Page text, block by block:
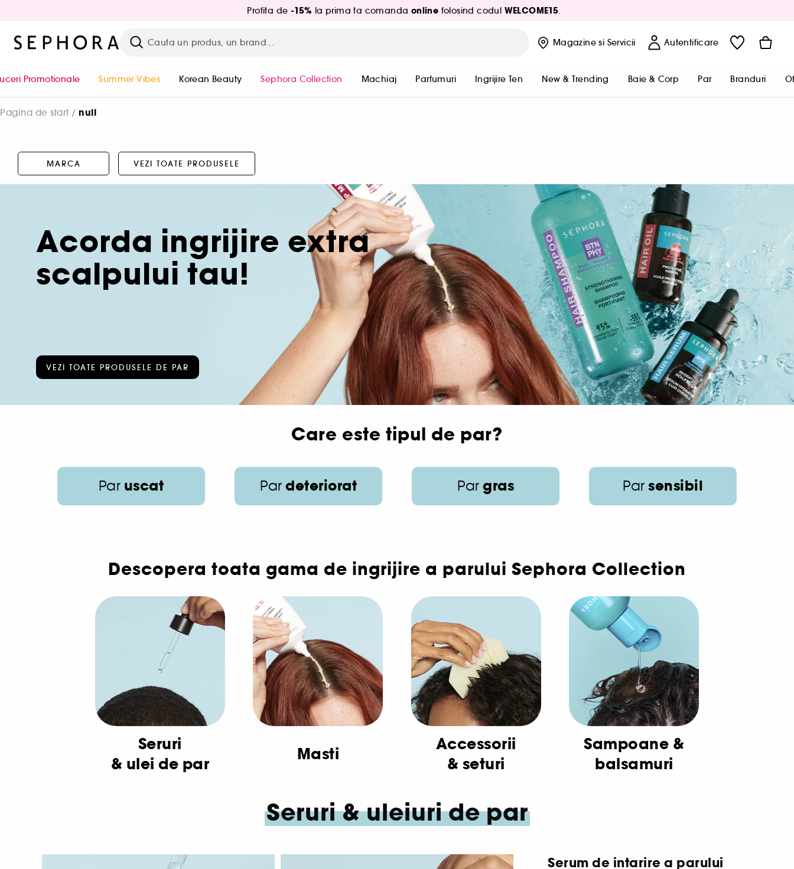
Profita de -15% la prima ta comanda online folosind codul WELCOME15.
Magazinesi Servicii Autentificare
Promotionale Summer Vibes Korean Beauty Sephora Collection Machiaj Parfumuri Ingrijire Ten New & Trending Baie & Corp Par Branduri
Pagina de start null
MARCA VEZI TOATE PRODUSELE
Acorda ingrijire extra
scalpului tau!
VEZI TOATE PRODUSELE DE PAR
Care este tipul de par?
Par uscat Par deteriorat Par gras Par sensibil
Descopera toata gama de ingrijire a parului Sephora Collection
Seruri
& ulei de par
Masti
Accessorii
& seturi
Sampoane &
balsamuri
Seruri& uleiuri de par
Serum de intarire a parului